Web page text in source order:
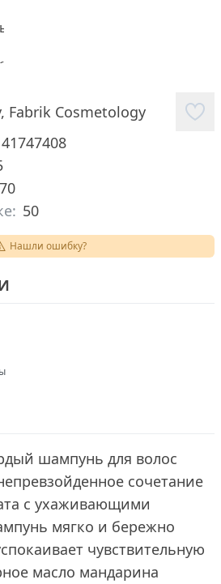
, Fabrik Cosmetology
50
Нашли ошибку?
шампунь для волос
сочетание
с ухаживающими
мягко и бережно
чувствительную
масло мандарина